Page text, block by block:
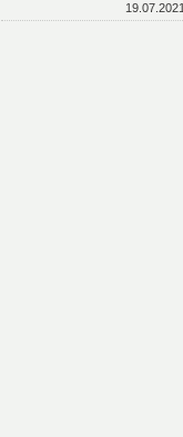
19.07.2021